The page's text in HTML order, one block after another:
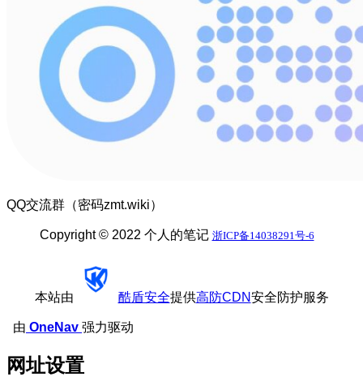
QQ交流群（密码zmt.wiki）
Copyright © 2022 个人的笔记 浙ICP备14038291号-6
本站由 酷盾安全提供高防CDN安全防护服务
由 OneNav 强力驱动
网址设置